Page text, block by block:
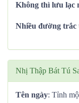
Không thì lưu lạc
Nhiều đường trắc
Nhị Thập Bát Tú
Tên ngày: Tỉnh